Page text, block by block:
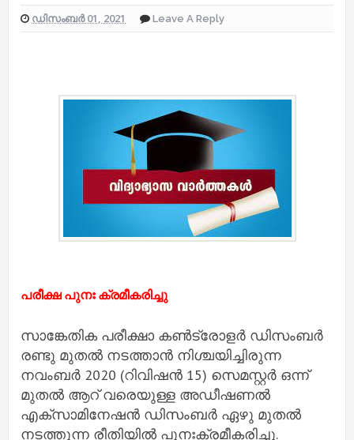
ഡിസംബർ 01, 2021 Leave A Reply
പരീക്ഷ പുനഃ ക്രമീകരിച്ചു
സാങ്കേതിക പരീക്ഷാ കൺട്രോളർ ഡിസംബർ
രണ്ടു മുതൽ നടത്താൻ നിശ്ചയിച്ചിരുന്ന
നവംബർ 2020 (റിവിഷൻ 15) സെമസ്റ്റർ ഒന്ന്
മുതൽ ആറ് വരെയുള്ള അഡീഷണൽ
എക്‌സാമിനേഷൻ ഡിസംബർ ഏഴു മുതൽ
നടത്തുന്ന രീതിയിൽ പുനഃക്രമീകരിച്ചു.